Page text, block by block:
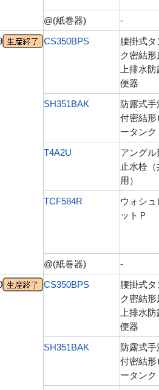
@(紙巻器)
-
CS350BPS
腰掛式タ
ク密結形
上排水
便器
SH351BAK
防露式手
付密結形
ータンク
T4A2U
アングル
止水栓（
用）
TCF584R
ウォシュ
ットＰ
@(紙巻器)
-
CS350BPS
腰掛式タ
ク密結形
上排水
便器
SH351BAK
防露式手
付密結形
ータンク